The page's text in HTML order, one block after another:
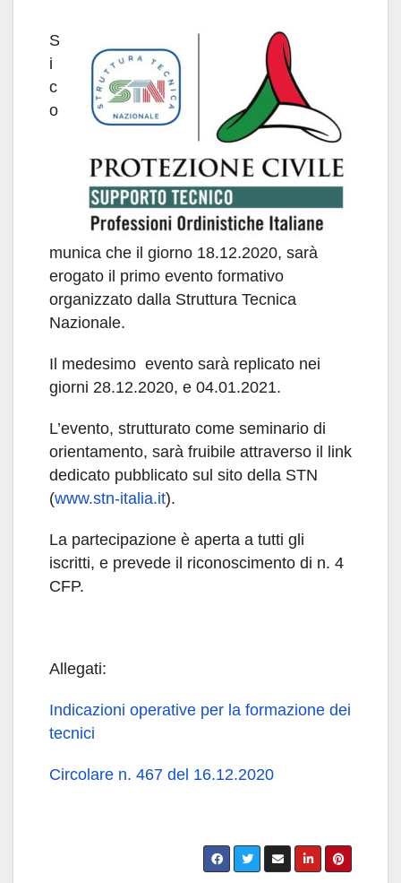
S
i
c
o
munica che il giorno 18.12.2020, sarà
erogato il primo evento formativo
organizzato dalla Struttura Tecnica
Nazionale.
Il medesimo evento sarà replicato nei
giorni 28.12.2020, e 04.01.2021.
L’evento, strutturato come seminario di
orientamento, sarà fruibile attraverso il link
dedicato pubblicato sul sito della STN
(www.stn-italia.it).
La partecipazione è aperta a tutti gli
iscritti, e prevede il riconoscimento di n. 4
CFP.
Allegati:
Indicazioni operative per la formazione dei
tecnici
Circolare n. 467 del 16.12.2020